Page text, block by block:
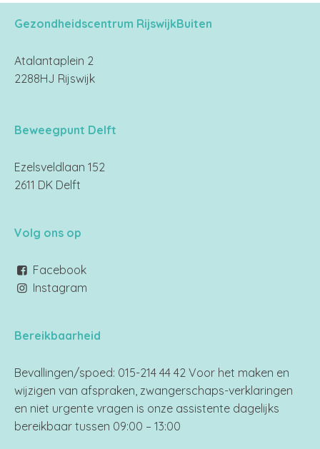
Gezondheidscentrum RijswijkBuiten
Atalantaplein 2
2288HJ Rijswijk
Beweegpunt Delft
Ezelsveldlaan 152
2611 DK Delft
Volg ons op
Facebook
Instagram
Bereikbaarheid
Bevallingen/spoed: 015-214 44 42 Voor het maken en
wijzigen van afspraken, zwangerschaps-verklaringen
en niet urgente vragen is onze assistente dagelijks
bereikbaar tussen 09:00 – 13:00